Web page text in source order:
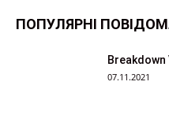
ПОПУЛЯРНІ
Breakdown
07.11.2021